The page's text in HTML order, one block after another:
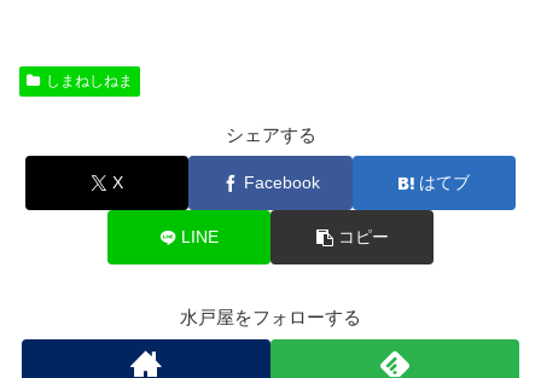
しまねしねま
シェアする
X Facebook はてブ
LINE コピー
水戸屋をフォローする